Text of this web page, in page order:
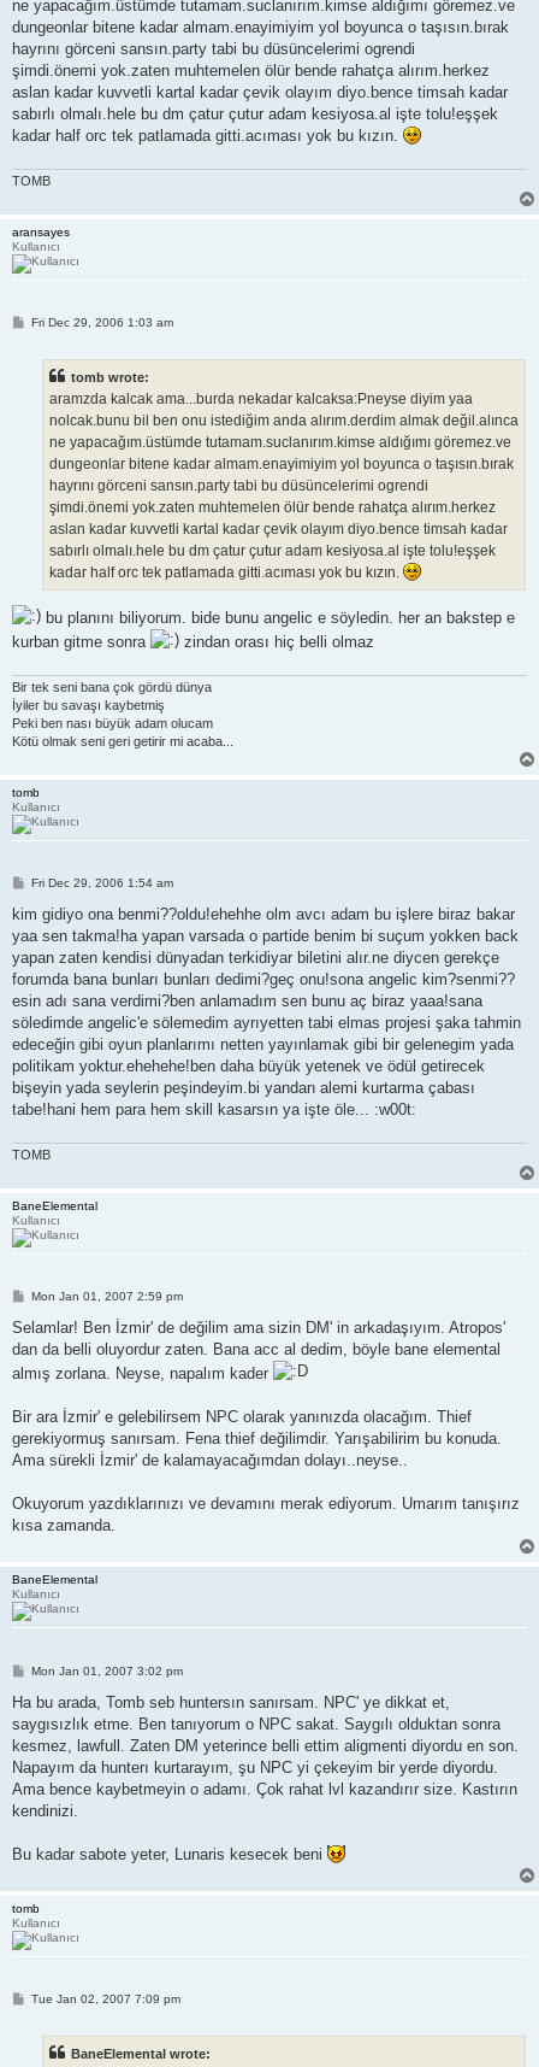
ne yapacağım.üstümde tutamam.suclanırım.kimse aldığımı göremez.ve
dungeonlar bitene kadar almam.enayimiyim yol boyunca o taşısın.bırak
hayrını görceni sansın.party tabi bu düsüncelerimi ogrendi
şimdi.önemi yok.zaten muhtemelen ölür bende rahatça alırım.herkez
aslan kadar kuvvetli kartal kadar çevik olayım diyo.bence timsah kadar
sabırlı olmalı.hele bu dm çatur çutur adam kesiyosa.al işte tolu!eşşek
kadar half orc tek patlamada gitti.acıması yok bu kızın.
TOMB
aransayes
Kullanıcı
PFri Dec 29, 2006 1:03 am
tomb wrote:
aramzda kalcak ama...burda nekadar kalcaksa:Pneyse diyim yaa
nolcak.bunu bil ben onu istediğim anda alırım.derdim almak değil.alınca
ne yapacağım.üstümde tutamam.suclanırım.kimse aldığımı göremez.ve
dungeonlar bitene kadar almam.enayimiyim yol boyunca o taşısın.bırak
hayrını görceni sansın.party tabi bu düsüncelerimi ogrendi
şimdi.önemi yok.zaten muhtemelen ölür bende rahatça alırım.herkez
aslan kadar kuvvetli kartal kadar çevik olayım diyo.bence timsah kadar
sabırlı olmalı.hele bu dm çatur çutur adam kesiyosa.al işte tolu!eşşek
kadar half orc tek patlamada gitti.acıması yok bu kızın.
bu planını biliyorum. bide bunu angelic e söyledin. her an bakstep e
kurban gitme sonra
zindan orası hiç belli olmaz
Bir tek seni bana çok gördü dünya
İyiler bu savaşı kaybetmiş
Peki ben nası büyük adam olucam
Kötü olmak seni geri getirir mi acaba...
tomb
Kullanıcı
P
s
Fri Dec 29, 2006 1:54 am
kim gidiyo ona benmi??oldu!ehehhe olm avcı adam bu işlere biraz bakar
yaa sen takma!ha yapan varsada o partide benim bi suçum yokken back
yapan zaten kendisi dünyadan terkidiyar biletini alır.ne diycen gerekçe
forumda bana bunları bunları dedimi?geç onu!sona angelic kim?senmi??
esin adı sana verdimi?ben anlamadım sen bunu aç biraz yaaa!sana
söledimde angelic'e sölemedim ayrıyetten tabi elmas projesi şaka tahmin
edeceğin gibi oyun planlarımı netten yayınlamak gibi bir gelenegim yada
politikam yoktur.ehehehe!ben daha büyük yetenek ve ödül getirecek
bişeyin yada seylerin peşindeyim.bi yandan alemi kurtarma çabası
tabe!hani hem para hem skill kasarsın ya işte öle... :w00t:
TOMB
BaneElemental
Kullanıcı
P
s
Mon Jan 01, 2007 2:59 pm
Selamlar! Ben İzmir' de değilim ama sizin DM' in arkadaşıyım. Atropos'
dan da belli oluyordur zaten. Bana acc al dedim, böyle bane elemental
almış zorlana. Neyse, napalım kader
Bir ara İzmir' e gelebilirsem NPC olarak yanınızda olacağım. Thief
gerekiyormuş sanırsam. Fena thief değilimdir. Yarışabilirim bu konuda.
Ama sürekli İzmir' de kalamayacağımdan dolayı..neyse..
Okuyorum yazdıklarınızı ve devamını merak ediyorum. Umarım tanışırız
kısa zamanda.
BaneElemental
Kullanıcı
P
s
Mon Jan 01, 2007 3:02 pm
Ha bu arada, Tomb seb huntersın sanırsam. NPC' ye dikkat et,
saygısızlık etme. Ben tanıyorum o NPC sakat. Saygılı olduktan sonra
kesmez, lawfull. Zaten DM yeterince belli ettim aligmenti diyordu en son.
Napayım da hunterı kurtarayım, şu NPC yi çekeyim bir yerde diyordu.
Ama bence kaybetmeyin o adamı. Çok rahat lvl kazandırır size. Kastırın
kendinizi.
Bu kadar sabote yeter, Lunaris kesecek beni
tomb
Kullanıcı
PTue Jan 02, 2007 7:09 pm
BaneElemental wrote: